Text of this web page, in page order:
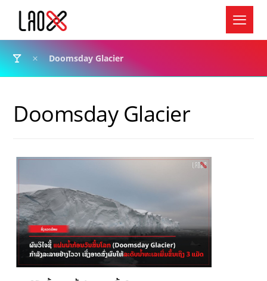
Doomsday Glacier
Doomsday Glacier